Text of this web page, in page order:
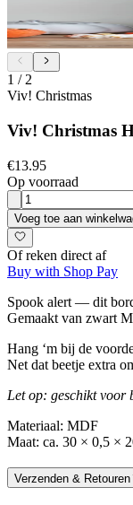
1 / 2
Viv! Christmas
Viv! Christmas
€13.95
Op voorraad
Voeg toe aan
Of reken direct af
Buy with Shop Pay
Spook alert — dit
Gemaakt van zwart
Hang ‘m bij de
Net dat beetje extra
Let op: geschikt voor
Materiaal: MDF
Maat: ca. 30 × 0,5 ×
Verzenden & Retouren